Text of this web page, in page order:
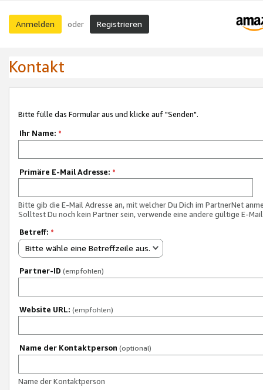
Anmelden oder Registrieren
Kontakt
Bitte fülle das Formular aus und klicke auf "Senden".
Ihr Name: *
Primäre E-Mail Adresse: *
Bitte gib die E-Mail Adresse an, mit welcher Du Dich im PartnerNet
Solltest Du noch kein Partner sein, verwende eine andere gültige E-
Betreff: *
Bitte wähle eine Betreffzeile aus.
Partner-ID (empfohlen)
Website URL: (empfohlen)
Name der Kontaktperson (optional)
Name der Kontaktperson